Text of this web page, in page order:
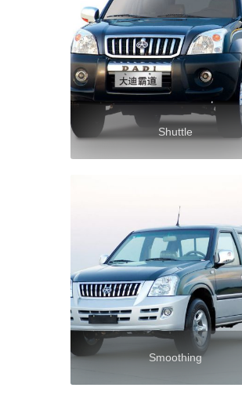
Shuttle
Smoothing